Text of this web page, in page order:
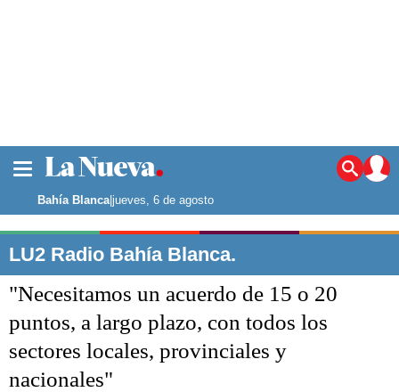
Noticias
La ciudad
Punta Alta
El país
El mundo
Opinión
Escenario Olímpico
Bahía Blanca|jueves, 6 de agosto
LU2 Radio Bahía Blanca.
"Necesitamos un acuerdo de 15 o 20
puntos, a largo plazo, con todos los
sectores locales, provinciales y
nacionales"